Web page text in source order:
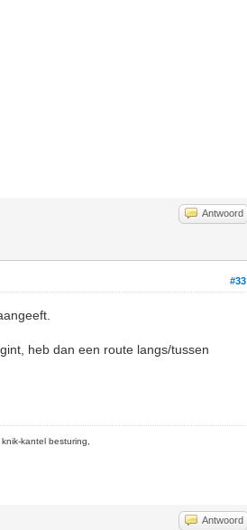
Antwoord
#33
heb dan een route langs/tussen
kantel besturing,
Antwoord